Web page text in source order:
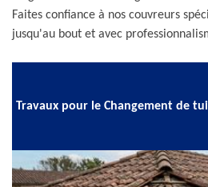
Faites confiance à nos couvreurs
jusqu'au bout et avec
Travaux pour le Changement de